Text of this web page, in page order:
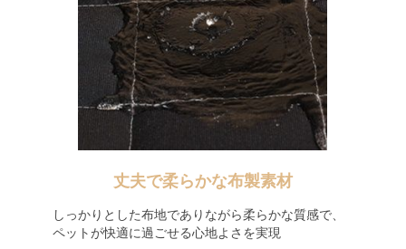
丈夫で柔らかな布製素材
しっかりとした布地でありながら柔らかな質感で、
ペットが快適に過ごせる心地よさを実現